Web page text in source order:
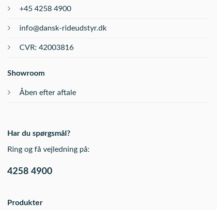
+45 4258 4900
info@dansk-rideudstyr.dk
CVR: 42003816
Showroom
Åben efter aftale
Produkter
Har du spørgsmål?
Ring og få vejledning på:
4258 4900